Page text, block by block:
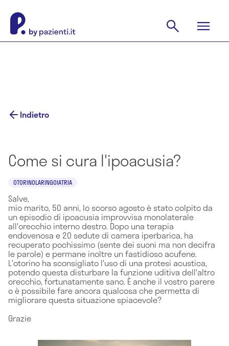
Indietro
Come si cura l'ipoacusia?
OTORINOLARINGOIATRIA
Salve,
mio marito, 50 anni, lo scorso agosto è stato colpito da
un episodio di ipoacusia improvvisa monolaterale
all'orecchio interno destro. Dopo una terapia
endovenosa e 20 sedute di camera iperbarica, ha
recuperato pochissimo (sente dei suoni ma non decifra
le parole) e permane inoltre un fastidioso acufene.
L'otorino ha sconsigliato l'uso di una protesi acustica,
potendo questa disturbare la funzione uditiva dell'altro
orecchio, fortunatamente sano. È anche il vostro parere
o è possibile fare ancora qualcosa che permetta di
migliorare questa situazione spiacevole?
Grazie